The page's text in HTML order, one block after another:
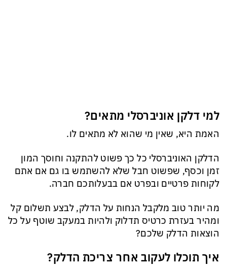
למי דלקן אוניברסלי מתאים?
האמת היא, שאין מי שהוא לא מתאים לו.
הדלקן האוניברסלי כל כך פשוט להתקנה וחוסך המון
זמן וכסף, שפשוט חבל שלא להשתמש בו גם אם אתם
לקוחות פרטיים ובפרט אם בבעלותכם חברה.
מה יותר טוב מלקבל הנחות על הדלק, לבצע תשלום קל
ומהיר בעזרת כרטיס תדלוק ולהיות במעקב שוטף על כל
הוצאות הדלק שלכם?
איך תוכלו לעקוב אחר צריכת הדלק?